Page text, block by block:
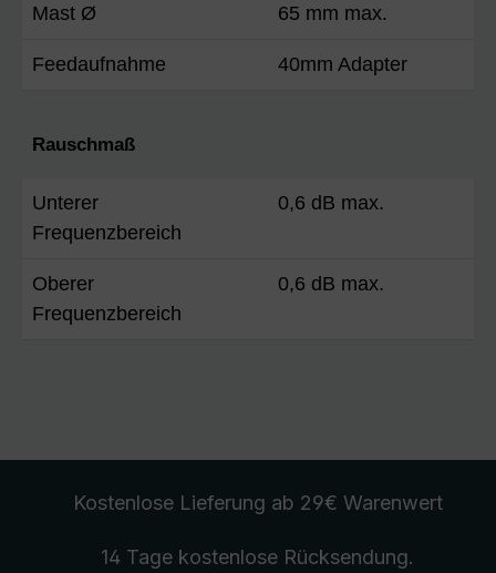
Mast Ø 65 mm max.
Feedaufnahme 40mm Adapter
Rauschmaß
Unterer
Frequenzbereich
0,6 dB max.
Oberer
Frequenzbereich
0,6 dB max.
Kostenlose Lieferung ab 29€ Warenwert
14 Tage kostenlose Rücksendung.